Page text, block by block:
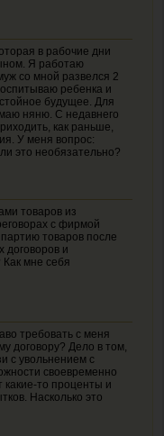
в рабочие дни
Я работаю
со мной развелся 2
ребенка и
будущее. Для
няню. С недавнего
как раньше,
У меня вопрос:
это необязательно?
товаров из
с фирмой
товаров после
договоров и
Как мне себя
требовать с меня
договору? Дело в том,
с увольнением с
своевременно
какие-то проценты и
Насколько это